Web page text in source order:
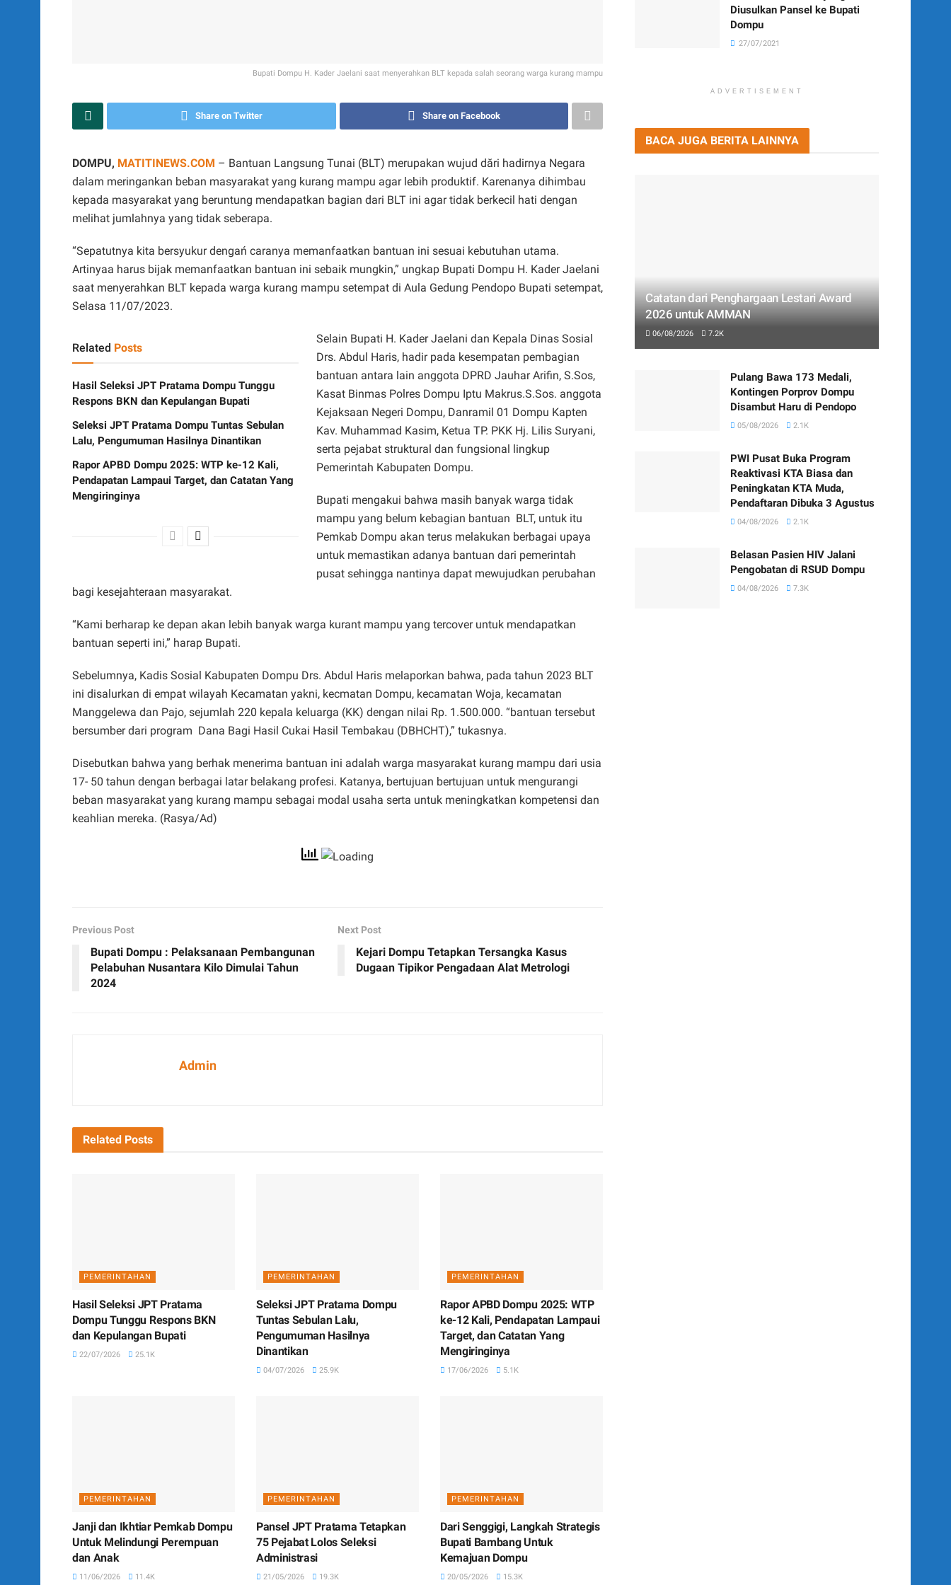
Bupati Dompu H. Kader Jaelani saat menyerahkan BLT kepada salah seorang warga kurang mampu
Share on Twitter Share on Facebook
DOMPU, MATITINEWS.COM – Bantuan Langsung Tunai (BLT) merupakan wujud dări hadirnya Negara
dalam meringankan beban masyarakat yang kurang mampu agar lebih produktif. Karenanya dihimbau
kepada masyarakat yang beruntung mendapatkan bagian dari BLT ini agar tidak berkecil hati dengan
melihat jumlahnya yang tidak seberapa.
“Sepatutnya kita bersyukur dengań caranya memanfaatkan bantuan ini sesuai kebutuhan utama.
Artinyaa harus bijak memanfaatkan bantuan ini sebaik mungkin,” ungkap Bupati Dompu H. Kader Jaelani
saat menyerahkan BLT kepada warga kurang mampu setempat di Aula Gedung Pendopo Bupati setempat,
Selasa 11/07/2023.
Related Posts
Hasil Seleksi JPT Pratama Dompu Tunggu
Respons BKN dan Kepulangan Bupati
Seleksi JPT Pratama Dompu Tuntas Sebulan
Lalu, Pengumuman Hasilnya Dinantikan
Rapor APBD Dompu 2025: WTP ke-12 Kali,
Pendapatan Lampaui Target, dan Catatan Yang
Mengiringinya
Selain Bupati H. Kader Jaelani dan Kepala Dinas Sosial
Drs. Abdul Haris, hadir pada kesempatan pembagian
bantuan antara lain anggota DPRD Jauhar Arifin, S.Sos,
Kasat Binmas Polres Dompu Iptu Makrus.S.Sos. anggota
Kejaksaan Negeri Dompu, Danramil 01 Dompu Kapten
Kav. Muhammad Kasim, Ketua TP. PKK Hj. Lilis Suryani,
serta pejabat struktural dan fungsional lingkup
Pemerintah Kabupaten Dompu.
Bupati mengakui bahwa masih banyak warga tidak
mampu yang belum kebagian bantuan BLT, untuk itu
Pemkab Dompu akan terus melakukan berbagai upaya
untuk memastikan adanya bantuan dari pemerintah
pusat sehingga nantinya dapat mewujudkan perubahan
bagi kesejahteraan masyarakat.
“Kami berharap ke depan akan lebih banyak warga kurant mampu yang tercover untuk mendapatkan
bantuan seperti ini,” harap Bupati.
Sebelumnya, Kadis Sosial Kabupaten Dompu Drs. Abdul Haris melaporkan bahwa, pada tahun 2023 BLT
ini disalurkan di empat wilayah Kecamatan yakni, kecmatan Dompu, kecamatan Woja, kecamatan
Manggelewa dan Pajo, sejumlah 220 kepala keluarga (KK) dengan nilai Rp. 1.500.000. “bantuan tersebut
bersumber dari program Dana Bagi Hasil Cukai Hasil Tembakau (DBHCHT),” tukasnya.
Disebutkan bahwa yang berhak menerima bantuan ini adalah warga masyarakat kurang mampu dari usia
17- 50 tahun dengan berbagai latar belakang profesi. Katanya, bertujuan bertujuan untuk mengurangi
beban masyarakat yang kurang mampu sebagai modal usaha serta untuk meningkatkan kompetensi dan
keahlian mereka. (Rasya/Ad)
Previous Post
Bupati Dompu : Pelaksanaan Pembangunan
Pelabuhan Nusantara Kilo Dimulai Tahun
2024
Next Post
Kejari Dompu Tetapkan Tersangka Kasus
Dugaan Tipikor Pengadaan Alat Metrologi
Admin
Related Posts
PEMERINTAHAN
Hasil Seleksi JPT Pratama
Dompu Tunggu Respons BKN
dan Kepulangan Bupati
22/07/2026 25.1K
PEMERINTAHAN
Seleksi JPT Pratama Dompu
Tuntas Sebulan Lalu,
Pengumuman Hasilnya
Dinantikan
04/07/2026 25.9K
PEMERINTAHAN
Rapor APBD Dompu 2025: WTP
ke-12 Kali, Pendapatan Lampaui
Target, dan Catatan Yang
Mengiringinya
17/06/2026 5.1K
PEMERINTAHAN
Janji dan Ikhtiar Pemkab Dompu
Untuk Melindungi Perempuan
dan Anak
11/06/2026 11.4K
PEMERINTAHAN
Pansel JPT Pratama Tetapkan
75 Pejabat Lolos Seleksi
Administrasi
21/05/2026 19.3K
PEMERINTAHAN
Dari Senggigi, Langkah Strategis
Bupati Bambang Untuk
Kemajuan Dompu
20/05/2026 15.3K
Diusulkan Pansel ke Bupati
Dompu
27/07/2021
ADVERTISEMENT
BACA JUGA BERITA LAINNYA
Catatan dari Penghargaan Lestari Award
2026 untuk AMMAN
06/08/2026 7.2K
Pulang Bawa 173 Medali,
Kontingen Porprov Dompu
Disambut Haru di Pendopo
05/08/2026 2.1K
PWI Pusat Buka Program
Reaktivasi KTA Biasa dan
Peningkatan KTA Muda,
Pendaftaran Dibuka 3 Agustus
04/08/2026 2.1K
Belasan Pasien HIV Jalani
Pengobatan di RSUD Dompu
04/08/2026 7.3K